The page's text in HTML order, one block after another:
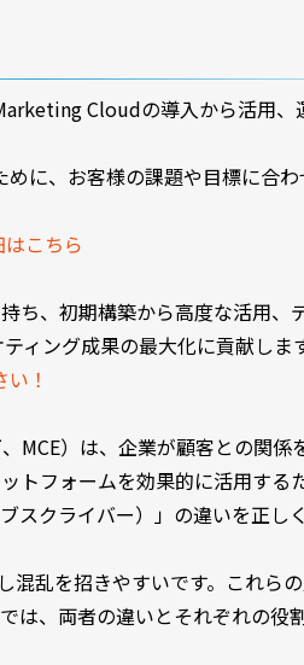
Cloudの導入から活用、
に、お客様の課題や目標に合
こちら
ち、初期構築から高度な活用、
ィング成果の最大化に貢献します
！
）は、企業が顧客との関係
トフォームを効果的に活用する
スクライバー）」の違いを正し
混乱を招きやすいです。これら
は、両者の違いとそれぞれの役